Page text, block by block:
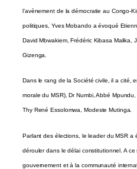
l’avènement de la démocratie au Congo-
politiques, Yves Mobando a évoqué
David Mbwakiem, Frédéric Kibasa Malika,
Gizenga.
Dans le rang de la Société civile, il a cité,
morale du MSR), Dr Numbi, Abbé
Thy René Essolomwa, Modeste Mutinga.
Parlant des élections, le leader du MSR a
dérouler dans le délai constitutionnel. A
gouvernement et à la communauté